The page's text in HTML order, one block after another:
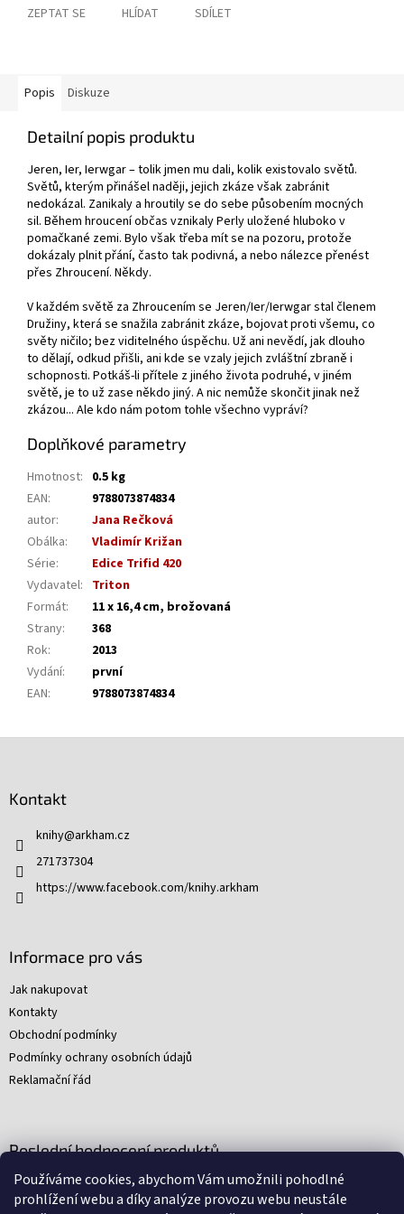
Používáme cookies, abychom Vám umožnili pohodlné
prohlížení webu a díky analýze provozu webu neustále
ZEPTAT SE HLÍDAT SDÍLET
Popis Diskuze
Detailní popis produktu
Jeren, Ier, Ierwgar – tolik jmen mu dali, kolik existovalo světů.
Světů, kterým přinášel naději, jejich zkáze však zabránit
nedokázal. Zanikaly a hroutily se do sebe působením mocných
sil. Během hroucení občas vznikaly Perly uložené hluboko v
pomačkané zemi. Bylo však třeba mít se na pozoru, protože
dokázaly plnit přání, často tak podivná, a nebo nálezce přenést
přes Zhroucení. Někdy.
V každém světě za Zhroucením se Jeren/Ier/Ierwgar stal členem
Družiny, která se snažila zabránit zkáze, bojovat proti všemu, co
světy ničilo; bez viditelného úspěchu. Už ani nevědí, jak dlouho
to dělají, odkud přišli, ani kde se vzaly jejich zvláštní zbraně i
schopnosti. Potkáš-li přítele z jiného života podruhé, v jiném
světě, je to už zase někdo jiný. A nic nemůže skončit jinak než
zkázou... Ale kdo nám potom tohle všechno vypráví?
Doplňkové parametry
Hmotnost: 0.5 kg
EAN:
9788073874834
autor:
Jana Rečková
Obálka:
Vladimír Križan
Série:
Edice Trifid 420
Vydavatel: Triton
Formát:
11 x 16,4 cm, brožovaná
Strany:
368
Rok:
2013
Vydání:
první
EAN: 9788073874834
Kontakt
knihy@arkham.cz
271737304
https://www.facebook.com/knihy.arkham
Informace pro vás
Jak nakupovat
Kontakty
Obchodní podmínky
Podmínky ochrany osobních údajů
Reklamační řád
Poslední hodnocení produktů
Young Indiana Jones a poklad na plantáži (A)